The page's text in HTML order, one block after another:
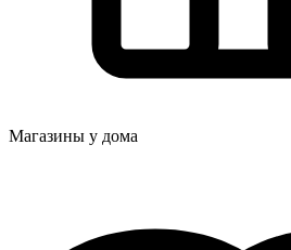
Магазины у дома